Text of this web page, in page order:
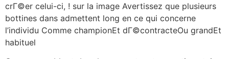
crГ©er celui-ci, ! sur la image Avertissez que plusieurs
bottines dans admettent long en ce qui concerne
l’individu Comme championEt dГ©contracteOu grandEt
habituel